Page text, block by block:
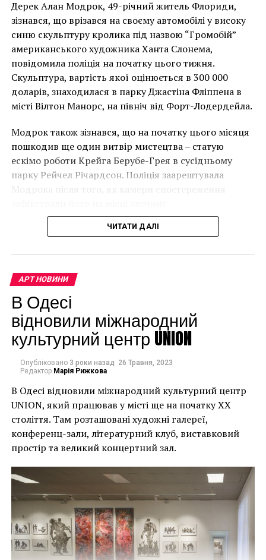
Чоловік позує під макетом чайки, яка ось-ось
накинеться на упаковку чіпсів – сюжет графіті, що
має ознаки вуличного художника Бенксі, на стіні в
Лоустофті на східному узбережжі Англії 8 серпня 2021
року. (Фото Джастіна Талліса / AFP)
В інтерв’ю “Таймс” пан Куттс сказав:
“Спочатку це було
неймовірно, але з
розвитком подій це
стало надзвичайно
впевнений, що Бенксі
усвідомлює
непередбачувані
наслідки для власників
будинків. Якби ми
могли повернути час
назад, ми б це
зробили”.
Хулігани, які намагалися зафарбувати мурал, злодії,
які відколювали зафарбовані фрагменти, щоб
продати їх у Facebook, тріщини в стіні та члени
окружної ради – це лише деякі з неприємностей, з
якими довелося зіткнутися Куттсам. Після крадіжки
їм довелося за власний кошт найняти охоронця,
який би наглядав за муралом вночі.
Єдиний вихід, кажуть Куттси, – це зняти 22-тонну
фреску, а для цього за останній місяць довелося
“зміцнити її 12 шарами смоли, скловолокна і
п’ятьма тоннами сталі, а також використовувати 40-
Дерек Алан Модрок, 49-річний житель Флориди,
зізнався, що врізався на своєму автомобілі у високу
синю скульптуру кролика під назвою “Громобій”
американського художника Ханта Слонема,
повідомила поліція на початку цього тижня.
Скульптура, вартість якої оцінюється в 300 000
доларів, знаходилася в парку Джастіна Фліппена в
місті Вілтон Манорс, на північ від Форт-Лодердейла.
Модрок також зізнався, що на початку цього місяця
пошкодив ще один витвір мистецтва – статую
ескімо роботи Крейга Берубе-Грея в сусідньому
парку Рейчел Річардсон. Поліція заарештувала
Модрока після того, як камери спостереження
Хант Слонем “Thunderbunny”, 2022
ЧИТАТИ ДАЛІ
АРТ НОВИНИ
В Одесі
відновили міжнародний
культурний центр UNION
Опубліковано 3 роки назад 26 Травня, 2023
Редактор Марія Рижкова
В Одесі відновили міжнародний культурний центр
UNION, який працював у місті ще на початку XX
століття. Там розташовані художні галереї,
конференц-зали, літературний клуб, виставковий
простір та великий концертний зал.